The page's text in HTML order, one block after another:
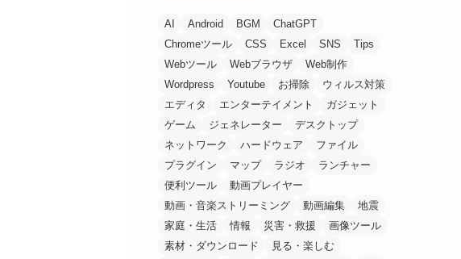
AI Android BGM
ChatGPT
Chromeツール
CSS Excel SNS
Tips
Webツール
Webブラウザ
Web制作
Wordpress
Youtube お掃除
ウィルス対策
エディタ
エンターテイメント
ガジェット
ゲーム
ジェネレーター
デスクトップ
ネットワーク
ハードウェア
ファイル
プラグイン
マップ ラジオ
ランチャー
便利ツール
動画プレイヤー
動画・音楽ストリーミング
動画編集
地震
家庭・生活
情報 災害・救援
画像ツール
素材・ダウンロード
見る・楽しむ